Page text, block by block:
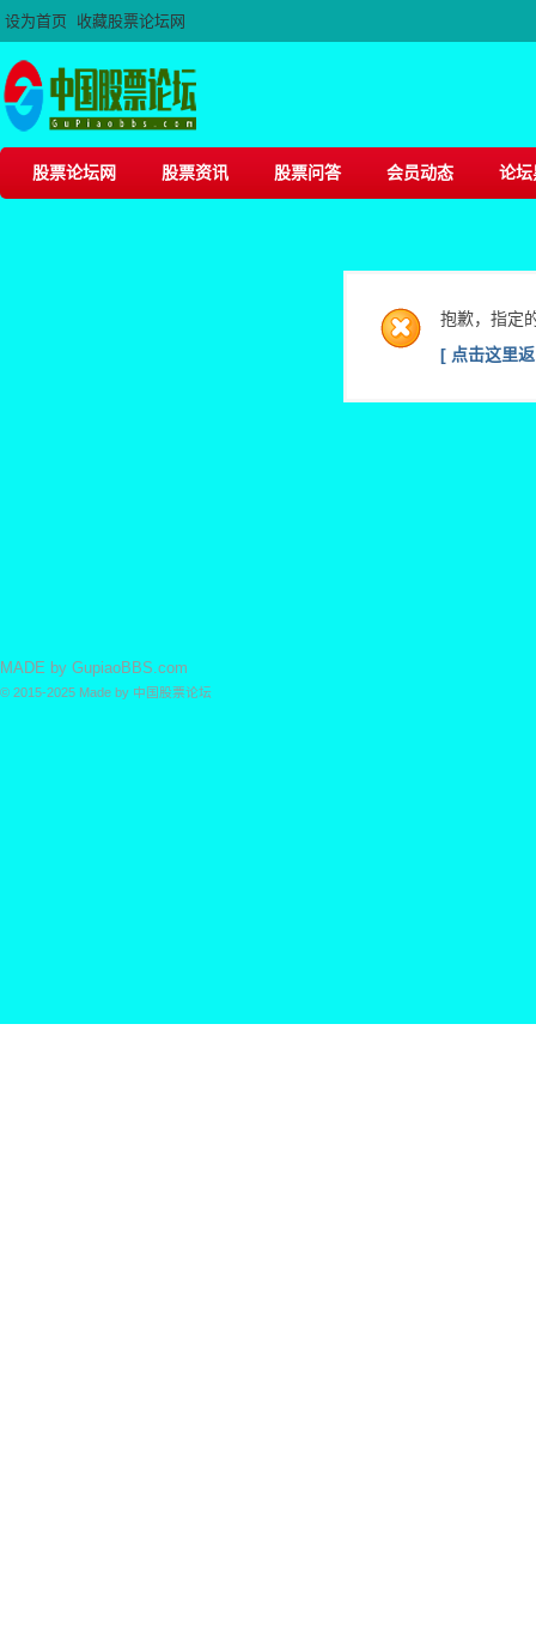
设为首页 收藏股票论坛网
股票论坛网 股票资讯 股票问答 会员动态 论坛
抱歉，指定
[ 点击这里
MADE by GupiaoBBS.com
© 2015-2025 Made by 中国股票论坛